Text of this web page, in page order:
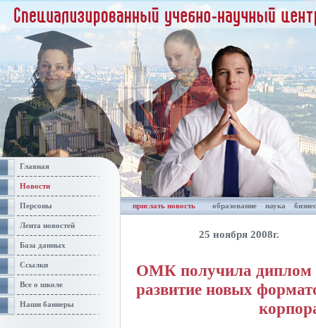
Главная
Новости
Персоны
Лента новостей
База данных
Ссылки
Все о школе
Наши баннеры
прислать новость образование наука бизнес
25 ноября 2008г.
ОМК получила диплом
развитие новых